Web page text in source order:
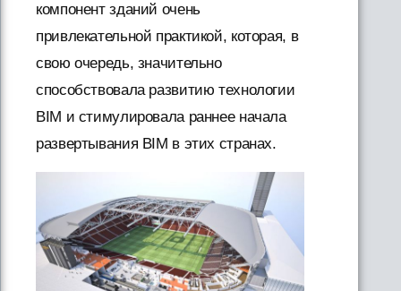
компонент зданий очень
привлекательной практикой, которая, в
свою очередь, значительно
способствовала развитию технологии
BIM и стимулировала раннее начала
развертывания BIM в этих странах.